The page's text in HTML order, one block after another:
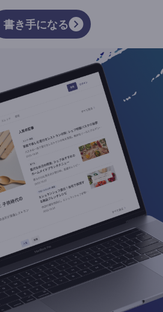
書き手になる